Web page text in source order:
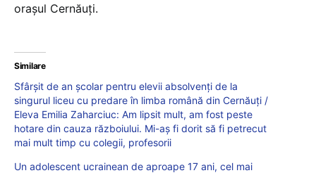
oraşul Cernăuţi.
Similare
Sfârșit de an școlar pentru elevii absolvenţi de la
singurul liceu cu predare în limba română din Cernăuţi /
Eleva Emilia Zaharciuc: Am lipsit mult, am fost peste
hotare din cauza războiului. Mi-aş fi dorit să fi petrecut
mai mult timp cu colegii, profesorii
Un adolescent ucrainean de aproape 17 ani, cel mai